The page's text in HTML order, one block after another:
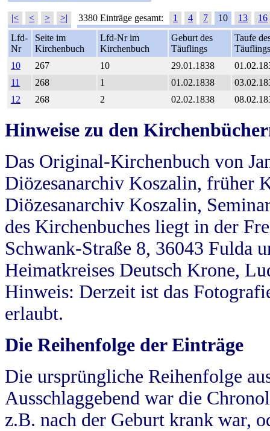
|< < > >| 3380 Einträge gesamt: 1 4 7 10 13
16
Lfd-
Nr
Seite im
Kirchenbuch
Lfd-Nr im
Kirchenbuch
Geburt des
Täuflings
Taufe
Täuflings
10
267 10 29.01.1838
11
268 1 01.02.1838
12
268 2 02.02.1838
Hinweise zu den
Das Original-Kirchenbuch von
Diözesanarchiv Koszalin, früher
Diözesanarchiv Koszalin,
des Kirchenbuches liegt in der
Schwank-Straße 8, 36043 Fulda
Heimatkreises Deutsch Krone,
Hinweis: Derzeit ist das
erlaubt.
Die Reihenfolge der Einträge
Die ursprüngliche Reihenfolge
Ausschlaggebend war die
z.B. nach der Geburt krank war,